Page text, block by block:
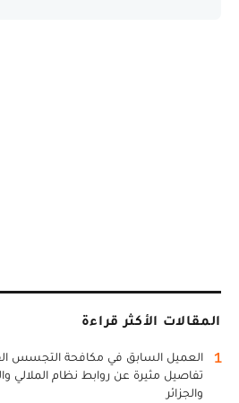
المقالات الأكثر قراءة
1
العميل السابق في مكافحة التجسس
تفاصيل مثيرة عن روابط نظام الملالي
والجزائر